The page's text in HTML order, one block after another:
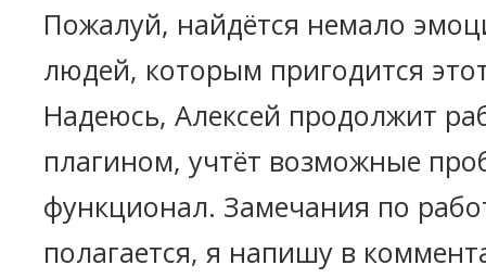
Пожалуй, найдётся немало
людей, которым пригодится
Надеюсь, Алексей продолжит
плагином, учтёт возможные
функционал. Замечания по
полагается, я напишу в